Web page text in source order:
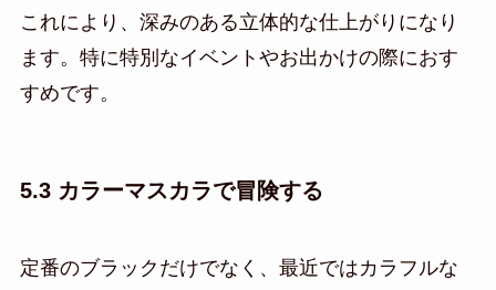
これにより、深みのある立体的な仕上がりになり
ます。特に特別なイベントやお出かけの際におす
すめです。
5.3 カラーマスカラで冒険する
定番のブラックだけでなく、最近ではカラフルな